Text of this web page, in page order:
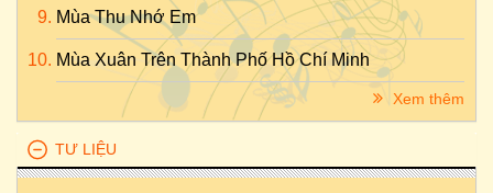
Mùa Thu Nhớ Em
Mùa Xuân Trên Thành Phố Hồ Chí Minh
Xem thêm
TƯ LIỆU